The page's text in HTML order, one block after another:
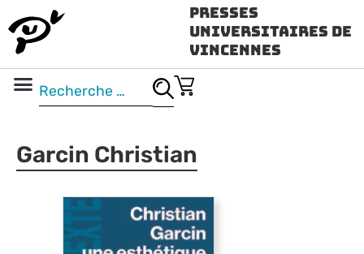
Presses
Universitaires de
Vincennes
Garcin Christian